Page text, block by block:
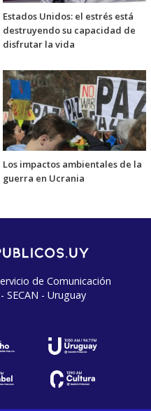
Estados Unidos: el estrés está
destruyendo su capacidad de
disfrutar la vida
Los impactos ambientales de la
guerra en Ucrania
de Comunicación
SECAN - Uruguay